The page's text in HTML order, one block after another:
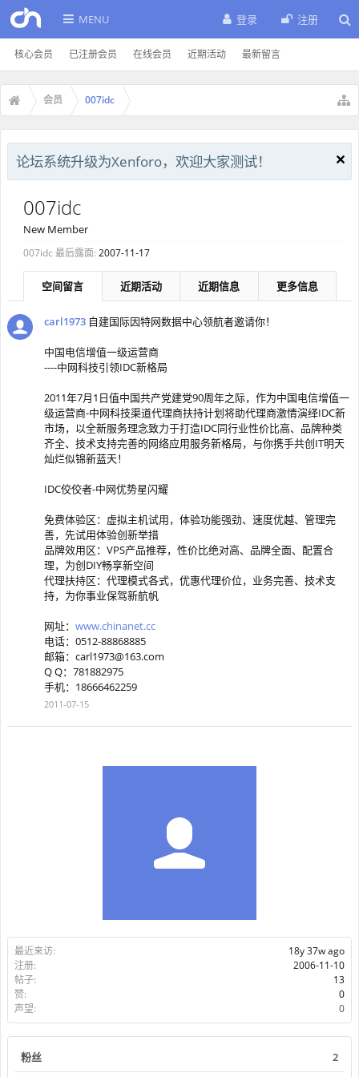
MENU
核心会员 已注册会员 在线会员 近期活动 最新留言
登录 注册
会员 007idc
论坛系统升级为Xenforo，欢迎大家测试！
最近来访:
18y 37w ago
注册:
2006-11-10
帖子:
13
赞:
0
声望:
0
粉丝 2
007idc
New Member
007idc 最后露面: 2007-11-17
空间留言 近期活动 近期信息 更多信息
carl1973 自建国际因特网数据中心领航者邀请你！
中国电信增值一级运营商
----中网科技引领IDC新格局
2011年7月1日值中国共产党建党90周年之际，作为中国电信增值一
级运营商-中网科技渠道代理商扶持计划将助代理商激情演绎IDC新
市场，以全新服务理念致力于打造IDC同行业性价比高、品牌种类
齐全、技术支持完善的网络应用服务新格局，与你携手共创IT明天
灿烂似锦新蓝天！
IDC佼佼者-中网优势星闪耀
免费体验区：虚拟主机试用，体验功能强劲、速度优越、管理完
善，先试用体验创新举措
品牌效用区：VPS产品推荐，性价比绝对高、品牌全面、配置合
理，为创DIY畅享新空间
代理扶持区：代理模式各式，优惠代理价位，业务完善、技术支
持，为你事业保驾新航帆
网址： www.chinanet.cc
电话：0512-88868885
邮箱： carl1973@163.com
Q Q：781882975
手机：18666462259
2011-07-15